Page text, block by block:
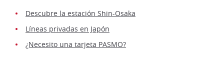
Descubre la estación Shin-Osaka
Líneas privadas en Japón
¿Necesito una tarjeta PASMO?